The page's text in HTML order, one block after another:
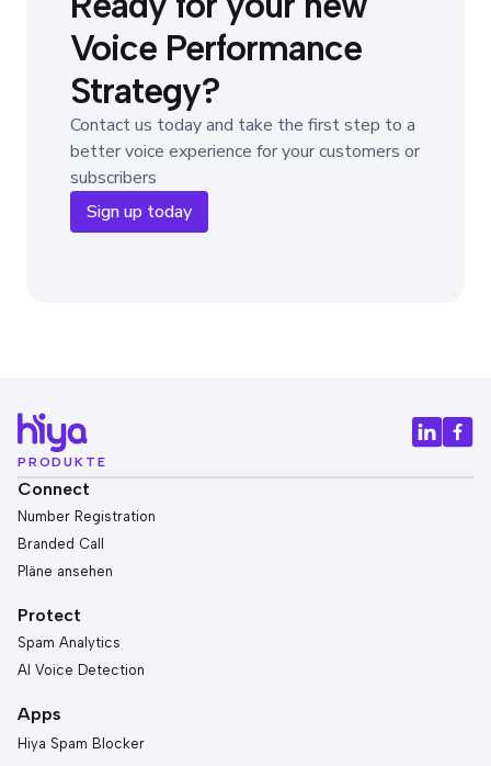
Voice Performance
Strategy?
Contact us today and take the first step to a
better voice experience for your customers or
subscribers
Sign up today
PRODUKTE
Connect
Number Registration
Branded Call
Pläne ansehen
Protect
Spam Analytics
AI Voice Detection
Apps
Hiya Spam Blocker